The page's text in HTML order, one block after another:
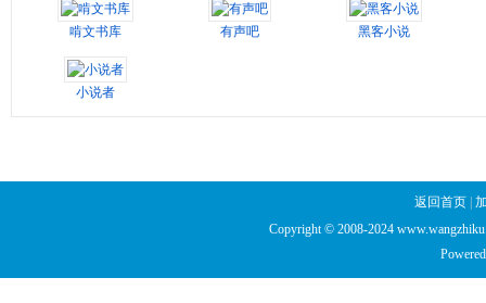
啃文书库 有声吧 黑客小说
小说者
返回首页
Copyright © 2008-2024